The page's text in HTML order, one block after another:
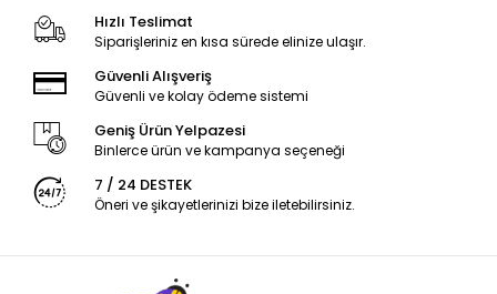
Hızlı Teslimat
Siparişleriniz en kısa sürede elinize ulaşır.
Güvenli Alışveriş
Güvenli ve kolay ödeme sistemi
Geniş Ürün Yelpazesi
Binlerce ürün ve kampanya seçeneği
7 / 24 DESTEK
Öneri ve şikayetlerinizi bize iletebilirsiniz.